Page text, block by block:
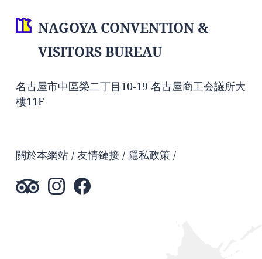
NAGOYA CONVENTION &
VISITORS BUREAU
名古屋市中區榮二丁目10-19 名古屋商工会議所大
樓11F
關於本網站 友情鏈接 隱私政策